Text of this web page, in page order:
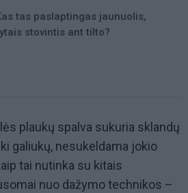
tas paslaptingas jaunuolis,
stovintis ant tilto?
plaukų spalva sukuria sklandų
galiukų, nesukeldama jokio
tai nutinka su kitais
nuo dažymo technikos –